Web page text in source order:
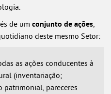
de um conjunto de ações,
deste mesmo Setor:
as ações conducentes à
(inventariação;
patrimonial, pareceres